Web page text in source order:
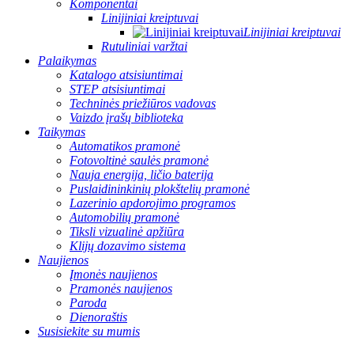
Komponentai
Linijiniai kreiptuvai
Linijiniai kreiptuvai
Rutuliniai varžtai
Palaikymas
Katalogo atsisiuntimai
STEP atsisiuntimai
Techninės priežiūros vadovas
Vaizdo įrašų biblioteka
Taikymas
Automatikos pramonė
Fotovoltinė saulės pramonė
Nauja energija, ličio baterija
Puslaidininkinių plokštelių pramonė
Lazerinio apdorojimo programos
Automobilių pramonė
Tiksli vizualinė apžiūra
Klijų dozavimo sistema
Naujienos
Įmonės naujienos
Pramonės naujienos
Paroda
Dienoraštis
Susisiekite su mumis